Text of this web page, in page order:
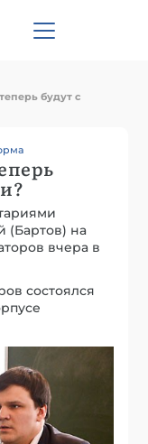
будут с
(Бартов) на
вчера в
состоялся